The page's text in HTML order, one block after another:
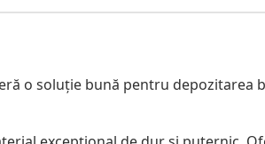
o soluție bună pentru depozitarea